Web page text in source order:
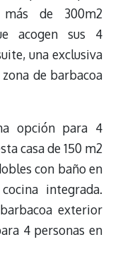
de 300m2
acogen sus 4
una exclusiva
de barbacoa
opción para 4
casa de 150 m2
con baño en
integrada.
exterior
4 personas en